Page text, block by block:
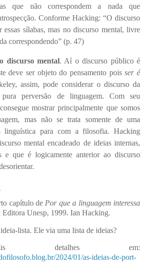
que não correspondem a nada que
Conforme Hacking: “O discurso
essas sílabas, mas no discurso mental, livre
correspondendo” (p. 47)
discurso mental. Aí o discurso público é
deve ser objeto do pensamento poisser é
assim, pode considerar o discurso da
perversão de linguagem. Com seu
mostrar principalmente que somos
mas não se trata somente de uma
linguística para com a filosofia. Hacking
mental encadeado de ideias internas,
e que é logicamente anterior ao discurso
capítulo de Por que a linguagem interessa
Editora Unesp, 1999. Ian Hacking.
lista. Ele via uma lista de ideias?
em:
2024/01/as-ideias-de-port-